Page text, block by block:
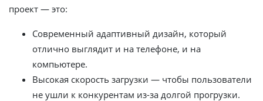
проект — это:
Современный адаптивный дизайн, который
отлично выглядит и на телефоне, и на
компьютере.
Высокая скорость загрузки — чтобы пользователи
не ушли к конкурентам из-за долгой прогрузки.